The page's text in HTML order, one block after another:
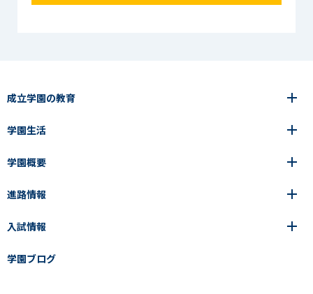
成立学園の教育
6年間の一貫教育
中学校
高等学校
成立メソッド
教科指導の特徴
卒業生の声
中学校
成立メソッド
卒業生の声
成立学園ならではの教育
見える学力×見えない学力
学園生活
年間行事
施設紹介
制服
学園ブログ
学園概要
学園の歩み
アクセス
進路情報
進路・進学
入試情報
中学入試Q&A
学園ブログ